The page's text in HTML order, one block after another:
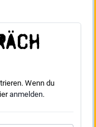
Wenn du
anmelden.